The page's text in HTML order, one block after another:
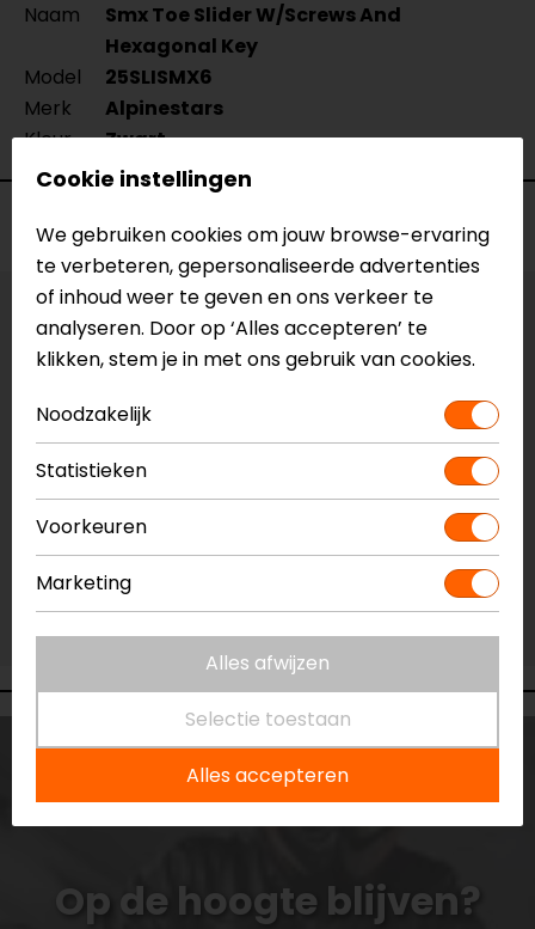
Naam
Smx Toe Slider W/Screws And
Hexagonal Key
Model
25SLISMX6
Merk
Alpinestars
Kleur
Zwart
Voorraad
Vestiging Apeldoorn
Niet op voorraad
Niet op voorraad
Vestiging Capelle a/d IJssel
Niet op voorraad
Vestiging Eindhoven
Niet op voorraad
Vestiging Vianen
Niet op voorraad
Op de hoogte blijven?
Cookie instellingen
We gebruiken cookies om jouw browse-ervaring
te verbeteren, gepersonaliseerde advertenties
of inhoud weer te geven en ons verkeer te
analyseren. Door op ‘Alles accepteren’ te
klikken, stem je in met ons gebruik van cookies.
Noodzakelijk
Statistieken
Voorkeuren
Marketing
Alles afwijzen
Selectie toestaan
Alles accepteren